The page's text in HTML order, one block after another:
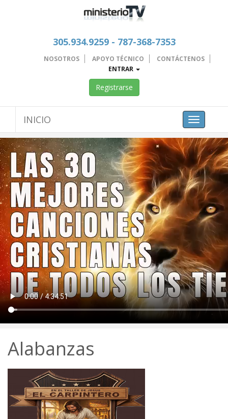
305.934.9259 - 787-368-7353
NOSOTROS APOYO TÉCNICO
CONTÁCTENOS
ENTRAR
Registrarse
Toggle
navigation
INICIO
Alabanzas